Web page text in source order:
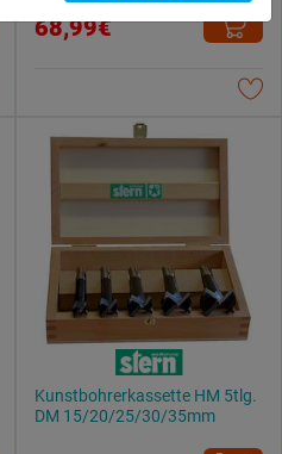
68,99€
Kunstbohrerkassette HM 5tlg.
DM 15/20/25/30/35mm
welche nicht.
du in unserer